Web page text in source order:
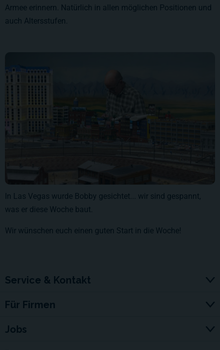
Armee erinnern. Natürlich in allen möglichen Positionen und
auch Altersstufen.
In Las Vegas wurde Bobby gesichtet... wir sind gespannt,
was er diese Woche baut.
Wir wünschen euch einen guten Start in die Woche!
Service & Kontakt
Für Firmen
Jobs